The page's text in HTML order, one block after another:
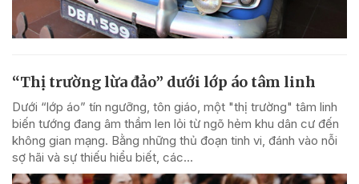
“Thị trường lừa đảo” dưới lớp áo tâm linh
Dưới “lớp áo” tín ngưỡng, tôn giáo, một "thị trường" tâm linh
biến tướng đang âm thầm len lỏi từ ngõ hẻm khu dân cư đến
không gian mạng. Bằng những thủ đoạn tinh vi, đánh vào nỗi
sợ hãi và sự thiếu hiểu biết, các...